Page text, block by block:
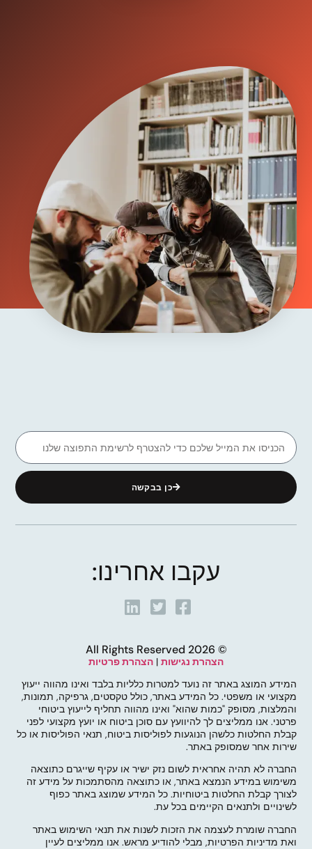
כן בבקשה
עקבו אחרינו:
© 2026 All Rights Reserved
הצהרת נגישות | הצהרת פרטיות
המידע המוצג באתר זה נועד למטרות כלליות בלבד ואינו מהווה ייעוץ
מקצועי או משפטי. כל המידע באתר, כולל טקסטים, גרפיקה, תמונות,
והמלצות, מסופק "כמות שהוא" ואינו מהווה תחליף לייעוץ ביטוחי
פרטני. אנו ממליצים לך להיוועץ עם סוכן ביטוח או יועץ מקצועי לפני
קבלת החלטות כלשהן הנוגעות לפוליסות ביטוח, תנאי הפוליסות או כל
שירות אחר שמסופק באתר.
החברה לא תהיה אחראית לשום נזק ישיר או עקיף שייגרם כתוצאה
משימוש במידע הנמצא באתר, או כתוצאה מהסתמכות על מידע זה
לצורך קבלת החלטות ביטוחיות. כל המידע שמוצג באתר כפוף
לשינויים ולתנאים הקיימים בכל עת.
החברה שומרת לעצמה את הזכות לשנות את תנאי השימוש באתר
ואת מדיניות הפרטיות, מבלי להודיע מראש. אנו ממליצים לעיין